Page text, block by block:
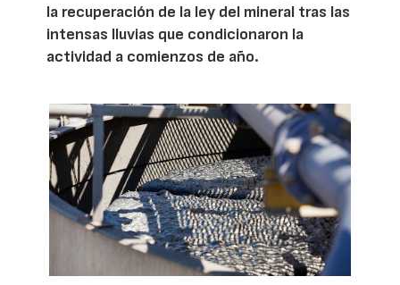
la recuperación de la ley del mineral tras las
intensas lluvias que condicionaron la
actividad a comienzos de año.